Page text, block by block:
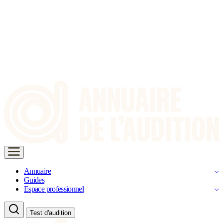
Annuaire
Guides
Espace professionnel
Test d'audition